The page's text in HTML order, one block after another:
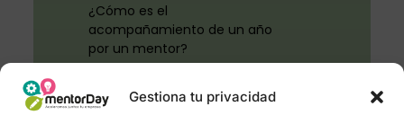
Gestiona tu privacidad
¿Cómo es el
acompañamiento de un año
por un mentor?
Los participantes tienen acceso a un
mentor que les brinda orientación y